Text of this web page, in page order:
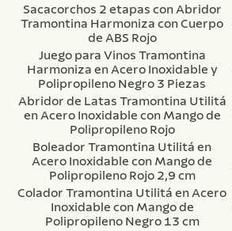
Sacacorchos 2 etapas con Abridor
Tramontina Harmoniza con Cuerpo
de ABS Rojo
Juego para Vinos Tramontina
Harmoniza en Acero Inoxidable y
Polipropileno Negro 3 Piezas
Abridor de Latas Tramontina Utilitá
en Acero Inoxidable con Mango de
Polipropileno Rojo
Boleador Tramontina Utilitá en
Acero Inoxidable con Mango de
Polipropileno Rojo 2,9 cm
Colador Tramontina Utilitá en Acero
Inoxidable con Mango de
Polipropileno Negro 13 cm